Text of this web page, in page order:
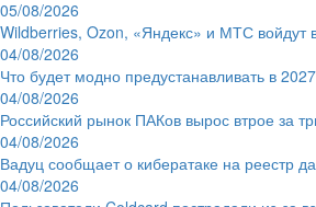
05/08/2026
Wildberries, Ozon, «Яндекс» и МТС войдут
04/08/2026
Что будет модно предустанавливать в
04/08/2026
Российский рынок ПАКов вырос втрое за
04/08/2026
Вадуц сообщает о кибератаке на реестр
04/08/2026